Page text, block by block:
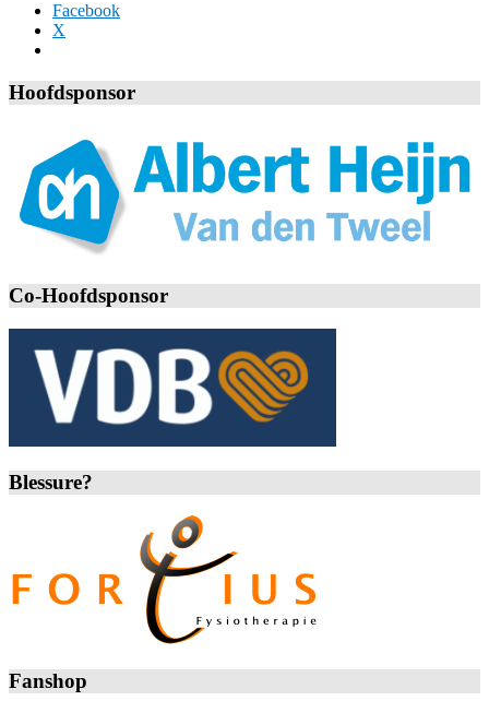
Facebook
X
Hoofdsponsor
Co-Hoofdsponsor
Blessure?
Fanshop